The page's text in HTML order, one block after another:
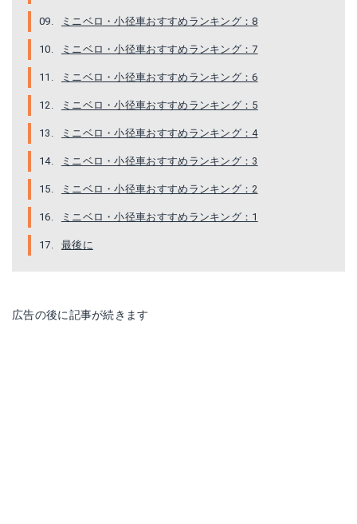
ミニベロ・小径車おすすめランキング：8
ミニベロ・小径車おすすめランキング：7
ミニベロ・小径車おすすめランキング：6
ミニベロ・小径車おすすめランキング：5
ミニベロ・小径車おすすめランキング：4
ミニベロ・小径車おすすめランキング：3
ミニベロ・小径車おすすめランキング：2
ミニベロ・小径車おすすめランキング：1
最後に
広告の後に記事が続きます